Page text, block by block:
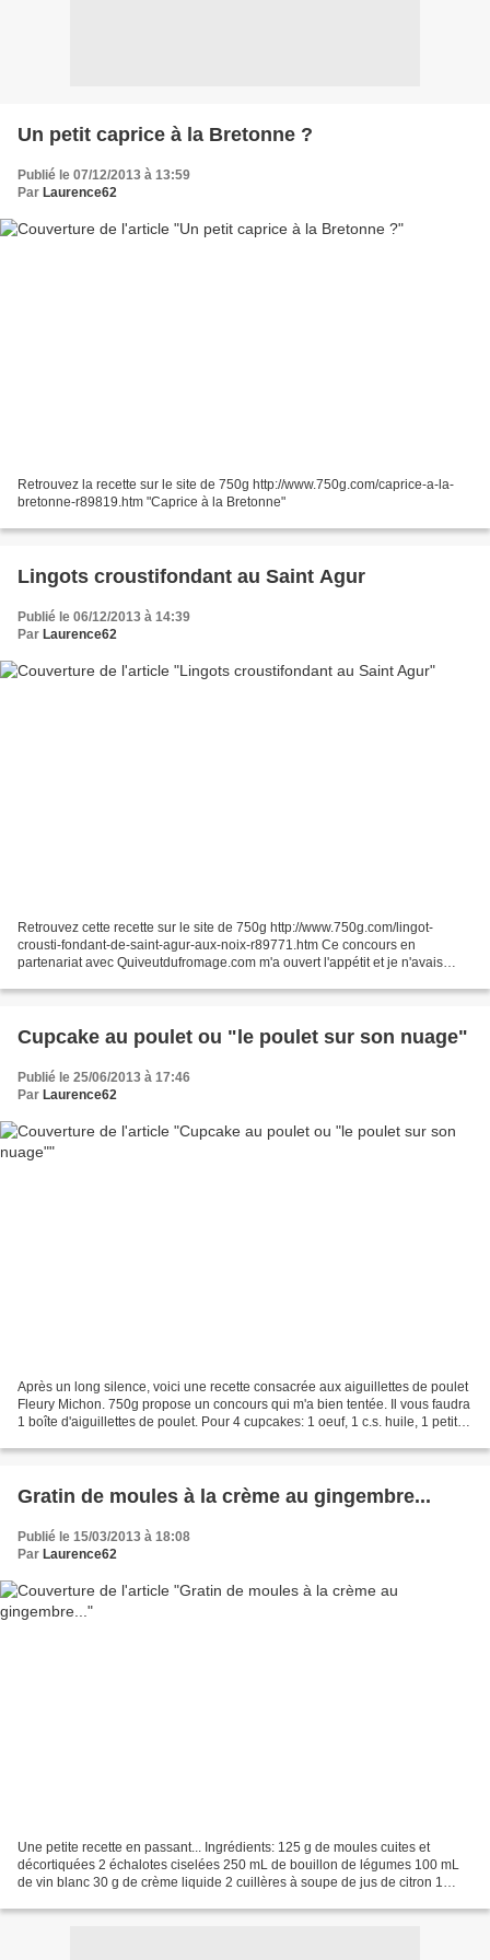
Un petit caprice à la Bretonne ?
Publié le 07/12/2013 à 13:59
Par Laurence62
Retrouvez la recette sur le site de 750g http://www.750g.com/caprice-a-la-
bretonne-r89819.htm "Caprice à la Bretonne"
Lingots croustifondant au Saint Agur
Publié le 06/12/2013 à 14:39
Par Laurence62
Retrouvez cette recette sur le site de 750g http://www.750g.com/lingot-
crousti-fondant-de-saint-agur-aux-noix-r89771.htm Ce concours en
partenariat avec Quiveutdufromage.com m'a ouvert l'appétit et je n'avais
Cupcake au poulet ou "le poulet sur son nuage"
Publié le 25/06/2013 à 17:46
Par Laurence62
Après un long silence, voici une recette consacrée aux aiguillettes de poulet
Fleury Michon. 750g propose un concours qui m'a bien tentée. Il vous faudra
1 boîte d'aiguillettes de poulet. Pour 4 cupcakes: 1 oeuf, 1 c.s. huile, 1 petite
Gratin de moules à la crème au gingembre...
Publié le 15/03/2013 à 18:08
Par Laurence62
Une petite recette en passant... Ingrédients: 125 g de moules cuites et
décortiquées 2 échalotes ciselées 250 mL de bouillon de légumes 100 mL
de vin blanc 30 g de crème liquide 2 cuillères à soupe de jus de citron 1